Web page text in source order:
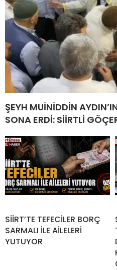
ŞEYH MUİNİDDİN
SONA ERDİ: SİİRTLİ
SİİRT’TE TEFECİLER BORÇ
SARMALI İLE AİLELERİ
YUTUYOR